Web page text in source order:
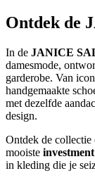
Ontdek de
In de JANICE
damesmode,
garderobe. Van
handgemaakte
met dezelfde
design.
Ontdek de
mooiste
in kleding die je